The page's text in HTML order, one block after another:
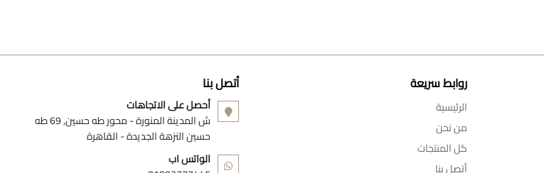
روابط سريعة
الرئيسية
من نحن
كل المنتجات
أتصل بنا
أتصل بنا
أحصل على الاتجاهات
ش المدينة المنورة - محور طه حسين, 69 طه
حسين النزهة الجديدة - القاهرة
الواتس اب